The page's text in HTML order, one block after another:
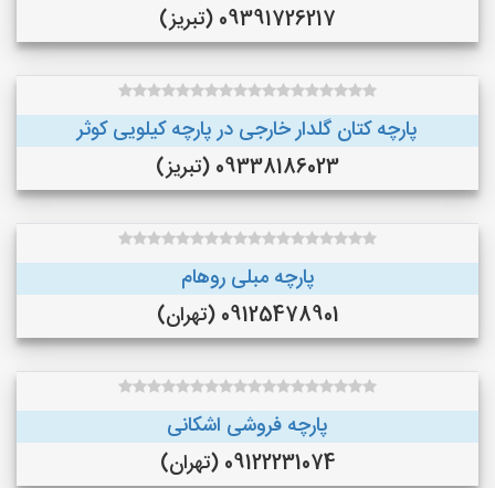
09391726217 (تبریز)
پارچه کتان گلدار خارجی در پارچه کیلویی کوثر
09338186023 (تبریز)
پارچه مبلی روهام
09125478901 (تهران)
پارچه فروشی اشکانی
09122231074 (تهران)